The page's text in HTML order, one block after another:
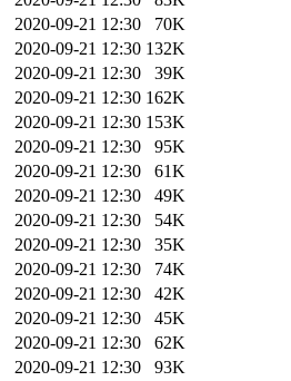
2020-09-21 12:30
70K
2020-09-21 12:30 132K
2020-09-21 12:30
39K
2020-09-21 12:30 162K
2020-09-21 12:30 153K
2020-09-21 12:30
95K
2020-09-21 12:30
61K
2020-09-21 12:30
49K
2020-09-21 12:30
54K
2020-09-21 12:30
35K
2020-09-21 12:30
74K
2020-09-21 12:30
42K
2020-09-21 12:30
45K
2020-09-21 12:30
62K
2020-09-21 12:30 93K